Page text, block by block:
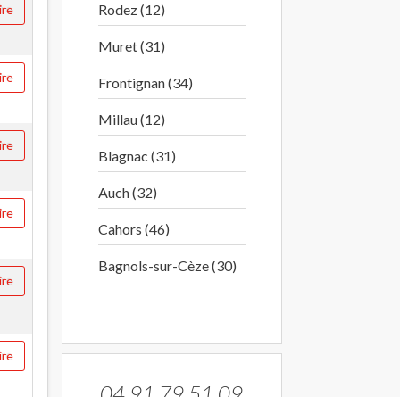
Rodez (12)
Muret (31)
Frontignan (34)
Millau (12)
Blagnac (31)
Auch (32)
Cahors (46)
Bagnols-sur-Cèze (30)